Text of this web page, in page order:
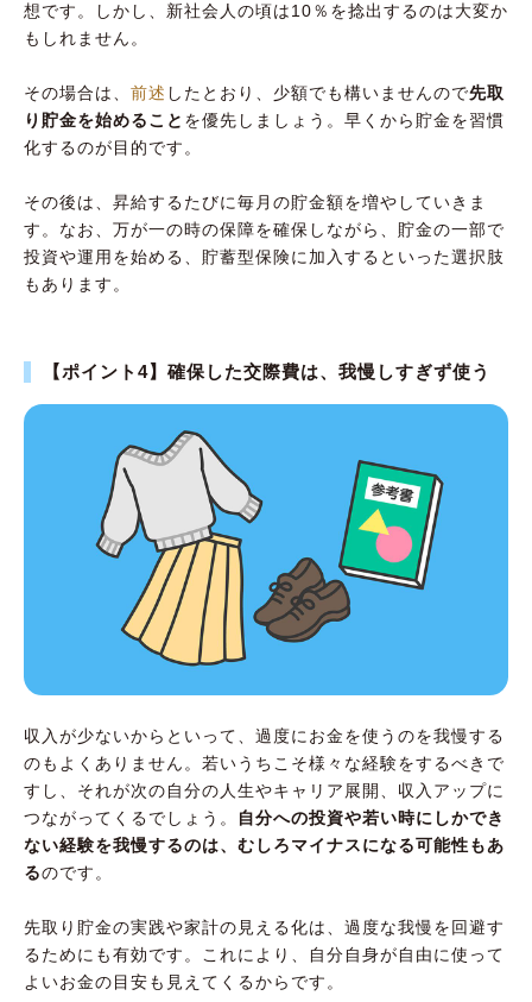
想です。しかし、新社会人の頃は10％を捻出するのは大変か
もしれません。
その場合は、 前述 したとおり、少額でも構いませんので先取
り貯金を始めること を優先しましょう。早くから貯金を習慣
化するのが目的です。
その後は、昇給するたびに毎月の貯金額を増やしていきま
す。なお、万が一の時の保障を確保しながら、貯金の一部で
投資や運用を始める、貯蓄型保険に加入するといった選択肢
もあります。
【ポイント4】確保した交際費は、我慢しすぎず使う
収入が少ないからといって、過度にお金を使うのを我慢する
のもよくありません。若いうちこそ様々な経験をするべきで
すし、それが次の自分の人生やキャリア展開、収入アップに
つながってくるでしょう。
自分への投資や若い時にしかでき
ない経験を我慢するのは、むしろマイナスになる可能性もあ
るのです。
先取り貯金の実践や家計の見える化は、過度な我慢を回避す
るためにも有効です。これにより、自分自身が自由に使って
よいお金の目安も見えてくるからです。